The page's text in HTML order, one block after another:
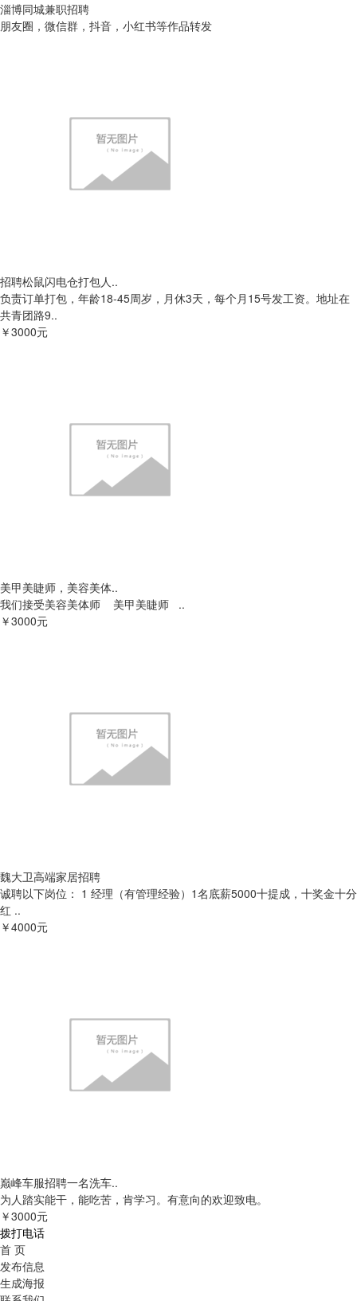
淄博同城兼职招聘
朋友圈，微信群，抖音，小红书等作品转发
招聘松鼠闪电仓打包人..
负责订单打包，年龄18-45周岁，月休3天，每个月15号发工资。地址在
共青团路9..
￥3000元
美甲美睫师，美容美体..
我们接受美容美体师 美甲美睫师 ..
￥3000元
魏大卫高端家居招聘
诚聘以下岗位： 1 经理（有管理经验）1名底薪5000十提成，十奖金十分
红 ..
￥4000元
巅峰车服招聘一名洗车..
为人踏实能干，能吃苦，肯学习。有意向的欢迎致电。
￥3000元
拨打电话
首 页
发布信息
生成海报